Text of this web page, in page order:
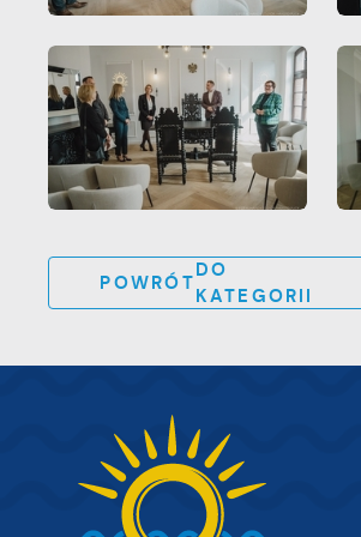
POWRÓT
DO
KATEGORII